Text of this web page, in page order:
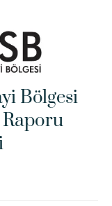
Bölgesi